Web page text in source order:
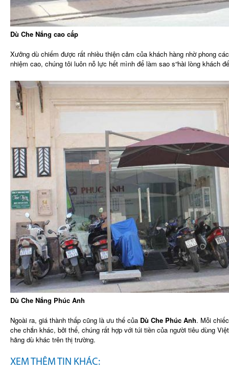
Dù Che Nắng cao cấp
Xưởng dù chiếm được rất nhiều thiện cảm của khách hàng nhờ phong
nhiệm cao, chúng tôi luôn nỗ lực hết mình để làm sao s“hài lòng khách
Dù Che Nắng Phúc Anh
Ngoài ra, giá thành thấp cũng là ưu thế của Dù Che Phúc Anh. Mỗi
che chắn khác, bởi thế, chúng rất hợp với túi tiền của người tiêu dùng
hãng dù khác trên thị trường.
XEM THÊM TIN KHÁC: